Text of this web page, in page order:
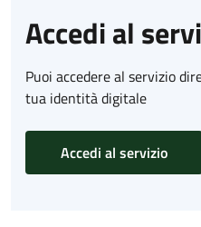
Accedi al
Puoi accedere al servizio
tua identità digitale
Accedi al servizio